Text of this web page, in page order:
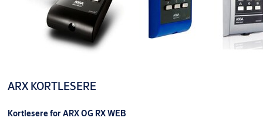
ARX KORTLESERE
Kortlesere for ARX OG RX WEB